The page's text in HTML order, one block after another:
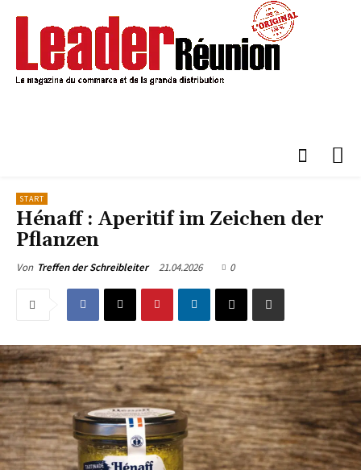
START
Hénaff : Aperitif im Zeichen der
Pflanzen
Von Treffen der Schreibleiter 21.04.2026 0